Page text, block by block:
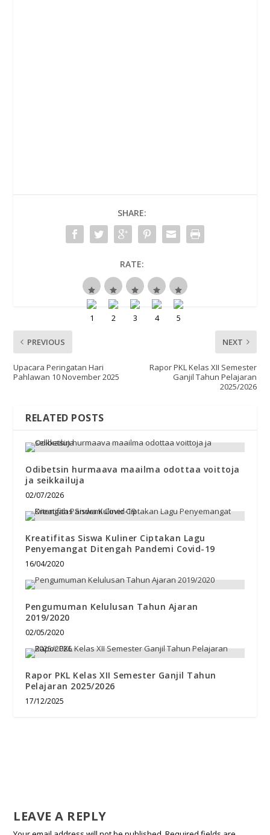
SHARE:
RATE:
PREVIOUS
Upacara Peringatan Hari
Pahlawan 10 November 2025
NEXT
Rapor PKL Kelas XII Semester
Ganjil Tahun Pelajaran
2025/2026
RELATED POSTS
Odibetsin hurmaava maailma odottaa voittoja
ja seikkailuja
02/07/2026
Kreatifitas Siswa Kuliner Ciptakan Lagu
Penyemangat Ditengah Pandemi Covid-19
16/04/2020
Pengumuman Kelulusan Tahun Ajaran
2019/2020
02/05/2020
Rapor PKL Kelas XII Semester Ganjil Tahun
Pelajaran 2025/2026
17/12/2025
LEAVE A REPLY